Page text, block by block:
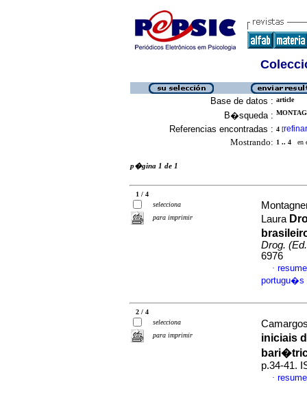
Base de datos : article
B�squeda :
Referencias encontradas : 4 [refinar
Mostrando: 1 .. 4 en
p�gina 1 de 1
1 / 4
selecciona
para imprimir
Laura
Drog.
6976
·
portugu�s
2 / 4
selecciona
para imprimir
iniciais
p.34-41.
·